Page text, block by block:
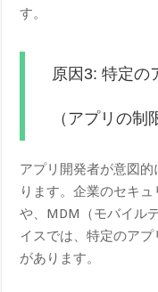
す。
原因3: 特定の
（アプリの制
アプリ開発者が意図
ります。企業のセキ
や、MDM（モバイル
イスでは、特定のア
があります。